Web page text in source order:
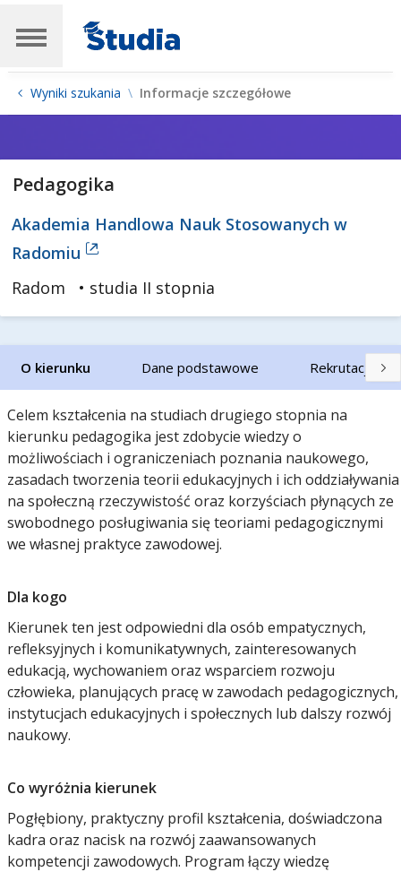
Wyniki szukania Informacje szczegółowe
Pedagogika
Akademia Handlowa Nauk Stosowanych w
Radomiu
Radom
• studia II stopnia
O kierunku Dane podstawowe Rekrutacja
Celem kształcenia na studiach drugiego stopnia na
kierunku pedagogika jest zdobycie wiedzy o
możliwościach i ograniczeniach poznania naukowego,
zasadach tworzenia teorii edukacyjnych i ich oddziaływania
na społeczną rzeczywistość oraz korzyściach płynących ze
swobodnego posługiwania się teoriami pedagogicznymi
we własnej praktyce zawodowej.
Dla kogo
Kierunek ten jest odpowiedni dla osób empatycznych,
refleksyjnych i komunikatywnych, zainteresowanych
edukacją, wychowaniem oraz wsparciem rozwoju
człowieka, planujących pracę w zawodach pedagogicznych,
instytucjach edukacyjnych i społecznych lub dalszy rozwój
naukowy.
Co wyróżnia kierunek
Pogłębiony, praktyczny profil kształcenia, doświadczona
kadra oraz nacisk na rozwój zaawansowanych
kompetencji zawodowych. Program łączy wiedzę